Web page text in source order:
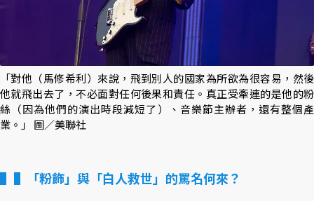
「對他（馬修希利）來說，飛到別人的國家為所欲為很容易，然後
他就飛出去了，不必面對任何後果和責任。真正受牽連的是他的粉
絲（因為他們的演出時段減短了）、音樂節主辦者，還有整個產
業。」 圖／美聯社
▌「粉飾」與「白人救世」的罵名何來？